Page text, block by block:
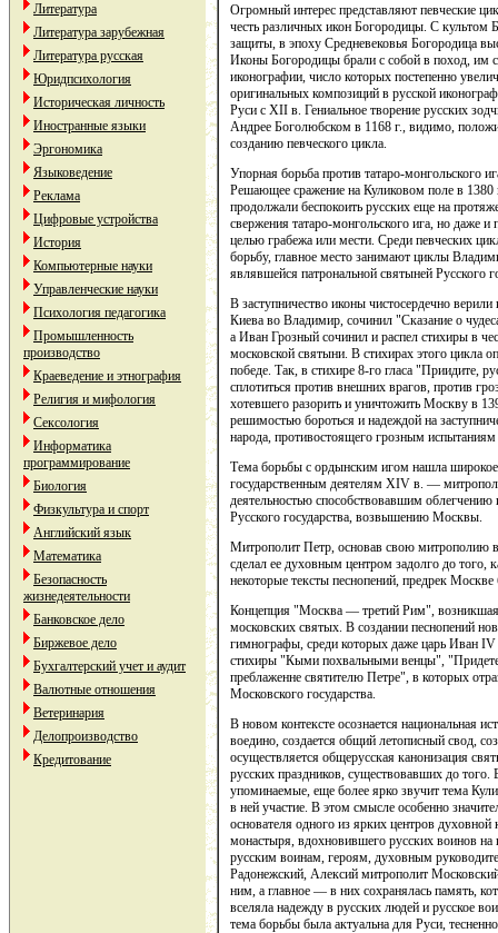
Литература
Литература зарубежная
Литература русская
Юридпсихология
Историческая личность
Иностранные языки
Эргономика
Языковедение
Реклама
Цифровые устройства
История
Компьютерные науки
Управленческие науки
Психология педагогика
Промышленность
производство
Краеведение и этнография
Религия и мифология
Сексология
Информатика
программирование
Биология
Физкультура и спорт
Английский язык
Математика
Безопасность
жизнедеятельности
Банковское дело
Биржевое дело
Бухгалтерский учет и аудит
Валютные отношения
Ветеринария
Делопроизводство
Кредитование
Огромный интерес представляют певческие
честь различных икон Богородицы. С культом
защиты, в эпоху Средневековья Богородица
Иконы Богородицы брали с собой в поход, им
иконографии, число которых постепенно
оригинальных композиций в русской
Руси с XII в. Гениальное творение русских
Андрее Боголюбском в 1168 г., видимо,
созданию певческого цикла.
Упорная борьба против татаро-монгольского
Решающее сражение на Куликовом поле в
продолжали беспокоить русских еще на
свержения татаро-монгольского ига, но даже
целью грабежа или мести. Среди певческих
борьбу, главное место занимают циклы
являвшейся патрональной святыней Русского
В заступничество иконы чистосердечно
Киева во Владимир, сочинил "Сказание о
а Иван Грозный сочинил и распел стихиры в
московской святыни. В стихирах этого цикла
победе. Так, в стихире 8-го гласа "Приидите,
сплотиться против внешних врагов, против
хотевшего разорить и уничтожить Москву в
решимостью бороться и надеждой на
народа, противостоящего грозным испытаниям
Тема борьбы с ордынским игом нашла
государственным деятелям XIV в. —
деятельностью способствовавшим
Русского государства, возвышению Москвы.
Митрополит Петр, основав свою митрополию
сделал ее духовным центром задолго до того,
некоторые тексты песнопений, предрек
Концепция "Москва — третий Рим", возникшая
московских святых. В создании песнопений
гимнографы, среди которых даже царь Иван
стихиры "Кыми похвальными венцы",
преблаженне святителю Петре", в которых
Московского государства.
В новом контексте осознается национальная
воедино, создается общий летописный свод,
осуществляется общерусская канонизация
русских праздников, существовавших до
упоминаемые, еще более ярко звучит тема
в ней участие. В этом смысле особенно
основателя одного из ярких центров
монастыря, вдохновившего русских воинов
русским воинам, героям, духовным
Радонежский, Алексий митрополит
ним, а главное — в них сохранялась память,
вселяла надежду в русских людей и русское
тема борьбы была актуальна для Руси,